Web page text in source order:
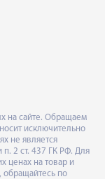
на сайте. Обращаем
носит исключительно
не является
2 ст. 437 ГК РФ. Для
ценах на товар и
обращайтесь по